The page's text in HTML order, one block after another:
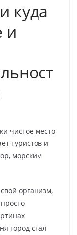
куда
и
чистое место
туристов и
морским
организм,
город стал